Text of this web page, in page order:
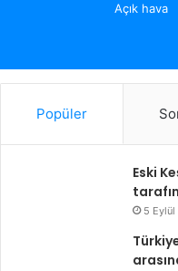
Açık hava
Popüler
Eski
5